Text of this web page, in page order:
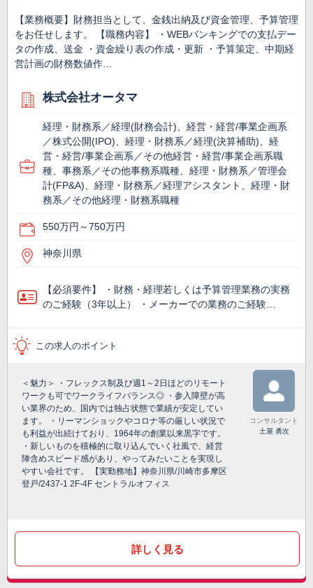
【業務概要】財務担当として、金銭出納及び資金管理、予算管理
をお任せします。 【職務内容】 ・WEBバンキングでの支払デー
タの作成、送金 ・資金繰り表の作成・更新 ・予算策定、中期経
営計画の財務数値作…
株式会社オータマ
経理・財務系／経理(財務会計)、経営・経営/事業企画系
／株式公開(IPO)、経理・財務系／経理(決算補助)、経
営・経営/事業企画系／その他経営・経営/事業企画系職
種、事務系／その他事務系職種、経理・財務系／管理会
計(FP&A)、経理・財務系／経理アシスタント、経理・財
務系／その他経理・財務系職種
550万円～750万円
神奈川県
【必須要件】 ・財務・経理若しくは予算管理業務の実務
のご経験（3年以上） ・メーカーでの業務のご経験…
この求人のポイント
＜魅力＞ ・フレックス制及び週1～2日ほどのリモート
ワークも可でワークライフバランス◎ ・参入障壁が高
い業界のため、国内では独占状態で業績が安定してい
ます。 ・リーマンショックやコロナ等の厳しい状況で
も利益が出続けており、1964年の創業以来黒字です。
・新しいものを積極的に取り込んでいく社風で、経営
陣含めスピード感があり、やってみたいことを実現し
やすい会社です。 【実勤務地】神奈川県/川崎市多摩区
登戸/2437-1 2F-4F セントラルオフィス
コンサルタント
土屋 勇次
詳しく見る